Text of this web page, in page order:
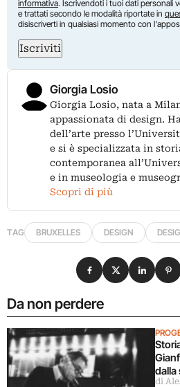
informativa. Iscrivendoti i tuoi dati personali
e trattati secondo le modalità riportate in
disiscriverti in qualsiasi momento con
Iscriviti
Giorgia Losio
Giorgia Losio, nata a
appassionata di design.
dell’arte presso
e si è specializzata in
contemporanea
e in museologia e
Scopri di più
TAG BRUXELLES DESIGN
Da non perdere
dalla
di
Condividi su
Condividi su X
Condividi